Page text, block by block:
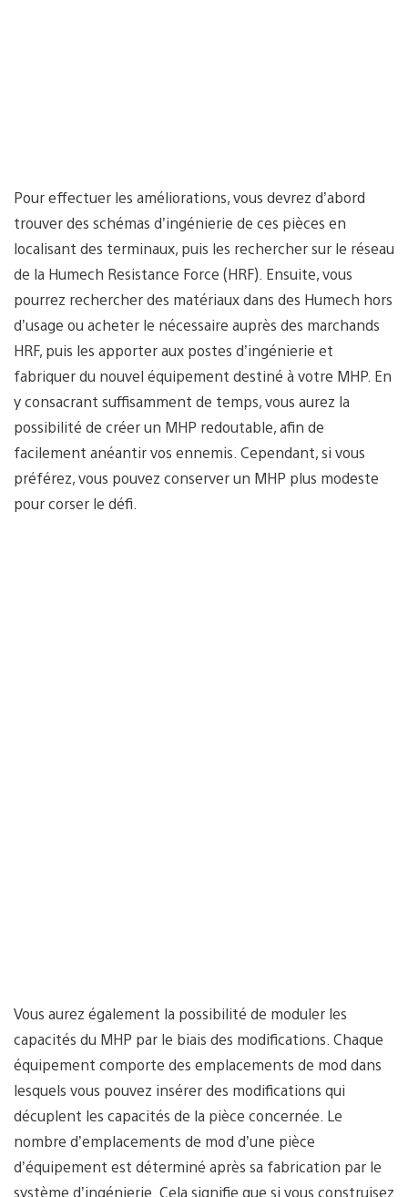
Pour effectuer les améliorations, vous devrez d’abord
trouver des schémas d’ingénierie de ces pièces en
localisant des terminaux, puis les rechercher sur le réseau
de la Humech Resistance Force (HRF). Ensuite, vous
pourrez rechercher des matériaux dans des Humech hors
d’usage ou acheter le nécessaire auprès des marchands
HRF, puis les apporter aux postes d’ingénierie et
fabriquer du nouvel équipement destiné à votre MHP. En
y consacrant suffisamment de temps, vous aurez la
possibilité de créer un MHP redoutable, afin de
facilement anéantir vos ennemis. Cependant, si vous
préférez, vous pouvez conserver un MHP plus modeste
pour corser le défi.
Vous aurez également la possibilité de moduler les
capacités du MHP par le biais des modifications. Chaque
équipement comporte des emplacements de mod dans
lesquels vous pouvez insérer des modifications qui
décuplent les capacités de la pièce concernée. Le
nombre d’emplacements de mod d’une pièce
d’équipement est déterminé après sa fabrication par le
système d’ingénierie. Cela signifie que si vous construisez